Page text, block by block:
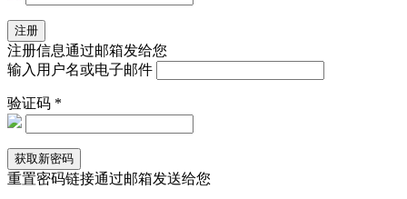
注册信息通过邮箱发给您
输入用户名或电子邮件
验证码 *
重置密码链接通过邮箱发送给您